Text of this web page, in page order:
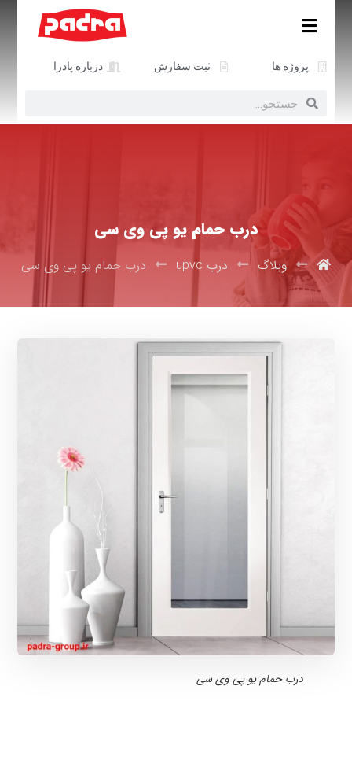
پروژه ها ثبت سفارش درباره پادرا
درب حمام یو پی وی سی
وبلاگ درب upvc درب حمام یو پی وی سی
درب حمام یو پی وی سی